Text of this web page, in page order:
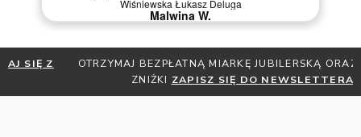
OTRZYMAJ BEZPŁATNĄ MIARKĘ JUBILERSKĄ ORAZ DO 30%
ZAPISZ SIĘ DO NEWSLETTERA